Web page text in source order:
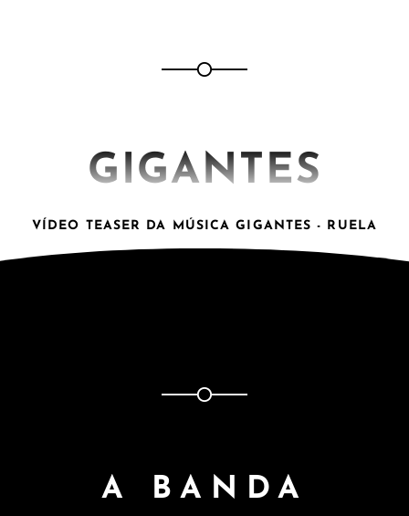
GIGANTES
VÍDEO TEASER DA MÚSICA GIGANTES - RUELA
A BANDA